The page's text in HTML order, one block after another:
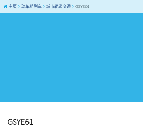
主页 动车组列车 城市轨道交通 GSYE61
GSYE61